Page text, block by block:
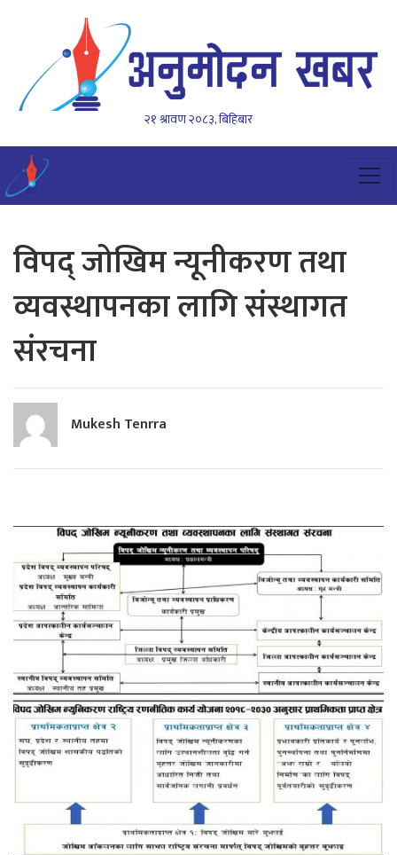
२१ श्रावण २०८३, बिहिबार
विपद् जोखिम न्यूनीकरण तथा
व्यवस्थापनका लागि संस्थागत
संरचना
Mukesh Tenrra